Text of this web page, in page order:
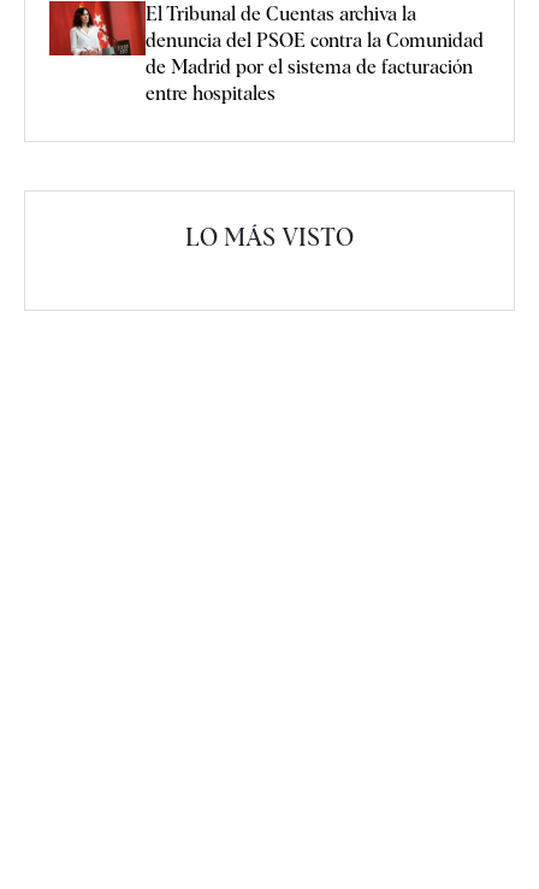
El Tribunal de Cuentas archiva la
denuncia del PSOE contra la Comunidad
de Madrid por el sistema de facturación
entre hospitales
LO MÁS VISTO